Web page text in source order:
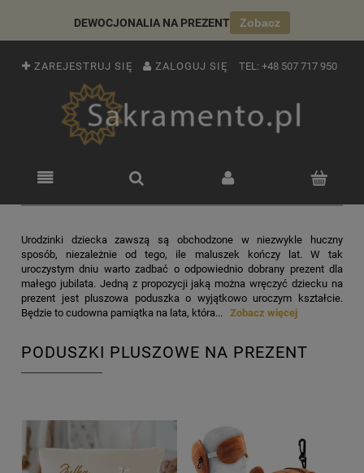
DEWOCJONALIA NA PREZENT Zobacz
ZAREJESTRUJ SIĘ ZALOGUJ SIĘ TEL: +48 507 717 950
Urodzinki dziecka zawszą są obchodzone w niezwykle huczny
sposób, niezależnie od tego, ile maluszek kończy lat. W tak
uroczystym dniu warto zadbać o odpowiednio dobrany prezent dla
małego jubilata. Jedną z propozycji jaką można wręczyć dziecku na
prezent jest pluszowa poduszka o wyjątkowo uroczym kształcie.
Będzie to cudowna pamiątka na lata, która... Zobacz więcej
PODUSZKI PLUSZOWE NA PREZENT